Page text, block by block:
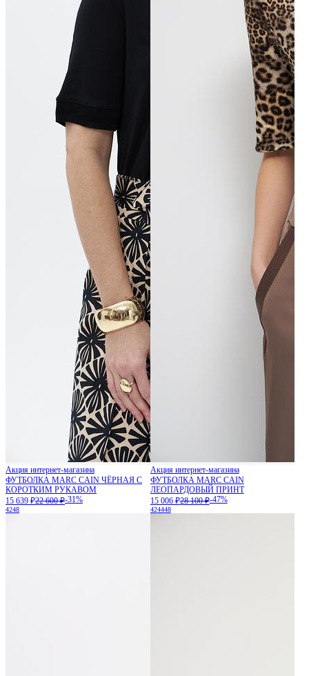
Акция интернет-магазина
ФУТБОЛКА MARC CAIN ЧЁРНАЯ С
КОРОТКИМ РУКАВОМ
15 639 ₽22 600 ₽-31%
4248
Акция интернет-магазина
ФУТБОЛКА MARC CAIN
ЛЕОПАРДОВЫЙ ПРИНТ
15 006 ₽28 100 ₽-47%
424448